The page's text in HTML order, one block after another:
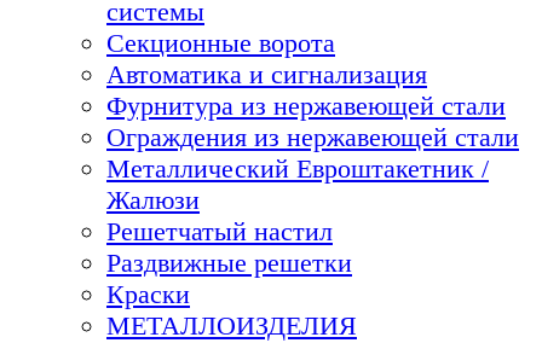
системы
Секционные ворота
Автоматика и сигнализация
Фурнитура из нержавеющей стали
Ограждения из нержавеющей стали
Металлический Евроштакетник /
Жалюзи
Решетчатый настил
Раздвижные решетки
Краски
МЕТАЛЛОИЗДЕЛИЯ